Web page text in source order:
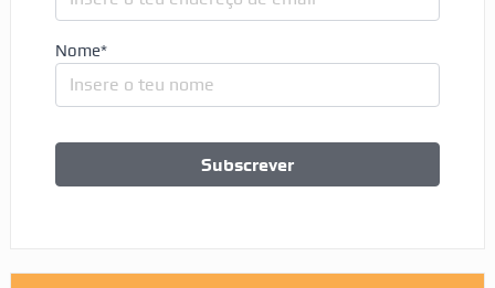
Nome*